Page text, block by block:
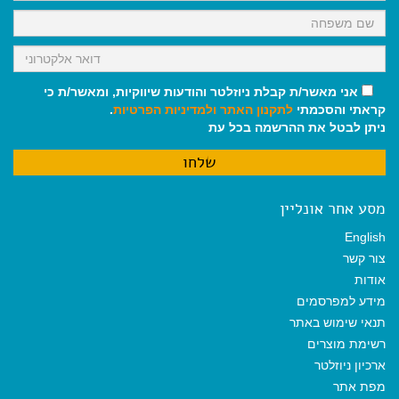
אני מאשר/ת קבלת ניוזלטר והודעות שיווקיות, ומאשר/ת כי
קראתי והסכמתי לתקנון האתר ולמדיניות הפרטיות.
ניתן לבטל את ההרשמה בכל עת
מסע אחר אונליין
English
צור קשר
אודות
מידע למפרסמים
תנאי שימוש באתר
רשימת מוצרים
ארכיון ניוזלטר
מפת אתר